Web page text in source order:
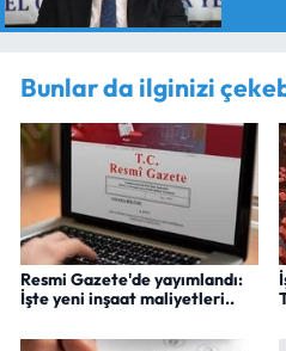
Bunlar da ilginizi
Resmi Gazete'de yayımlandı:
İşte yeni inşaat maliyetleri..